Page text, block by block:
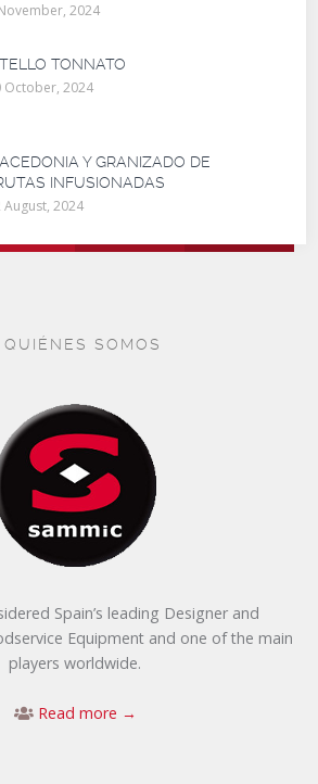
2024
TONNATO
October, 2024
Y GRANIZADO DE
INFUSIONADAS
August, 2024
QUIÉNES SOMOS
Spain’s leading Designer and
Equipment and one of the main
players worldwide.
Read more →